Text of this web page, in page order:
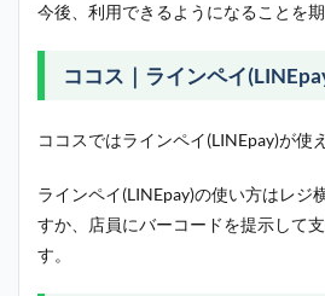
今後、利用できるようになることを期
ココス｜ラインペイ
ココスではラインペイ(LINEpay)が使
ラインペイ(LINEpay)の使い方はレジ
すか、店員にバーコードを提示して
す。